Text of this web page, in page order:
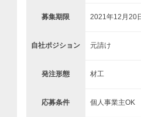
募集期限 2021年12月20
自社ポジション 元請け
発注形態 材工
応募条件 個人事業主OK